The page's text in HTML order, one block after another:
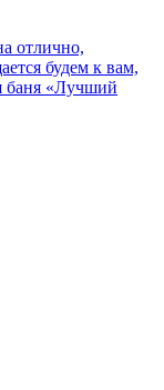
отлично,
будем к вам,
баня «Лучший